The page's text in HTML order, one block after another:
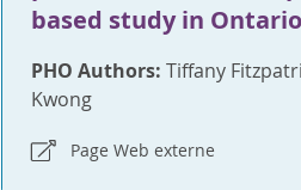
based study in
PHO Authors: Tiffany
Kwong
Page Web externe